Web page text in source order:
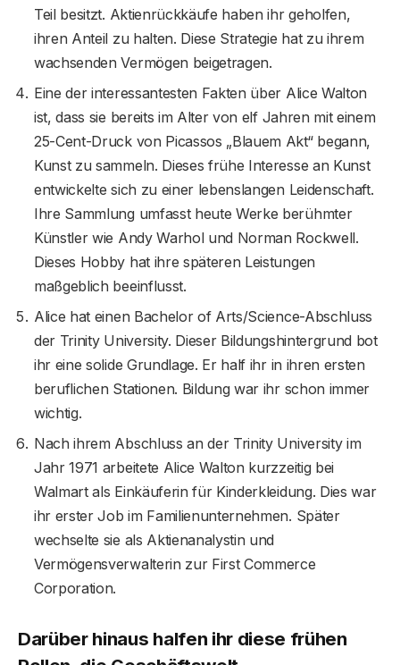
Teil besitzt. Aktienrückkäufe haben ihr geholfen,
ihren Anteil zu halten. Diese Strategie hat zu ihrem
wachsenden Vermögen beigetragen.
Eine der interessantesten Fakten über Alice Walton
ist, dass sie bereits im Alter von elf Jahren mit einem
25-Cent-Druck von Picassos „Blauem Akt“ begann,
Kunst zu sammeln. Dieses frühe Interesse an Kunst
entwickelte sich zu einer lebenslangen Leidenschaft.
Ihre Sammlung umfasst heute Werke berühmter
Künstler wie Andy Warhol und Norman Rockwell.
Dieses Hobby hat ihre späteren Leistungen
maßgeblich beeinflusst.
Alice hat einen Bachelor of Arts/Science-Abschluss
der Trinity University. Dieser Bildungshintergrund bot
ihr eine solide Grundlage. Er half ihr in ihren ersten
beruflichen Stationen. Bildung war ihr schon immer
wichtig.
Nach ihrem Abschluss an der Trinity University im
Jahr 1971 arbeitete Alice Walton kurzzeitig bei
Walmart als Einkäuferin für Kinderkleidung. Dies war
ihr erster Job im Familienunternehmen. Später
wechselte sie als Aktienanalystin und
Vermögensverwalterin zur First Commerce
Corporation.
Darüber hinaus halfen ihr diese frühen